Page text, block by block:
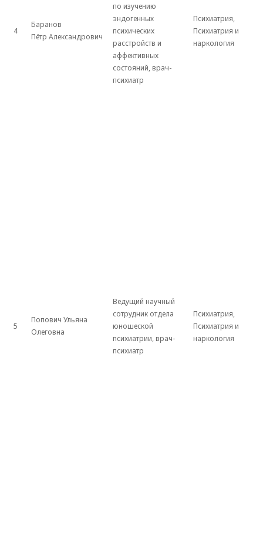
4
Баранов
Пётр Александрович
по изучению
эндогенных
психических
расстройств и
аффективных
состояний, врач-
психиатр
Психиатрия,
Психиатрия и
наркология
5
Попович Ульяна
Олеговна
Ведущий научный
сотрудник отдела
юношеской
психиатрии, врач-
психиатр
Психиатрия,
Психиатрия и
наркология